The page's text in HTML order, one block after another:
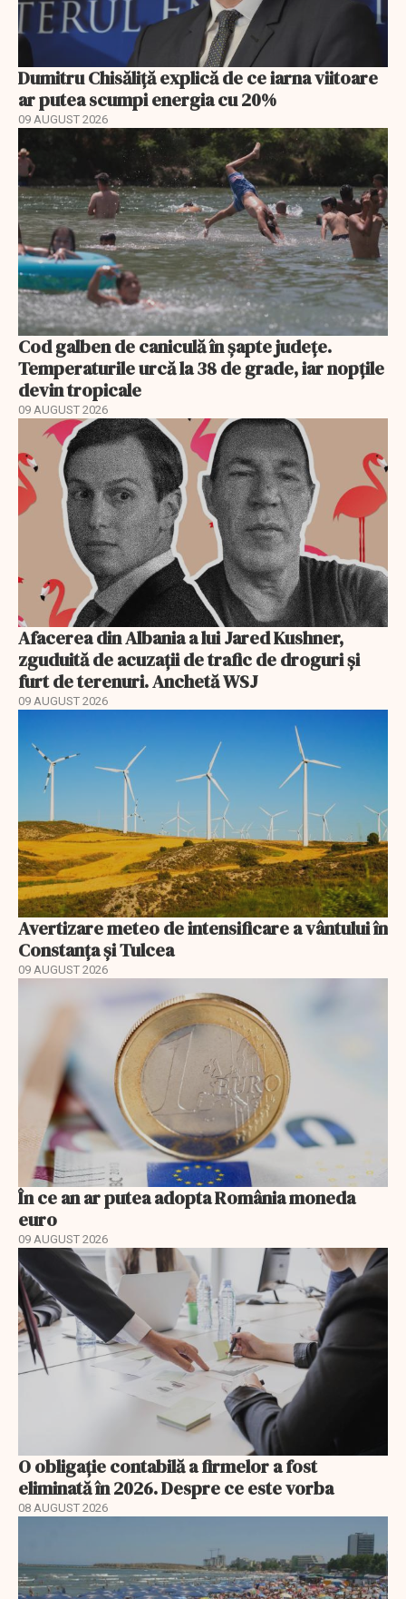
Dumitru Chisăliță explică de ce iarna viitoare
ar putea scumpi energia cu 20%
09 AUGUST 2026
Cod galben de caniculă în șapte județe.
Temperaturile urcă la 38 de grade, iar nopțile
devin tropicale
09 AUGUST 2026
Afacerea din Albania a lui Jared Kushner,
zguduită de acuzații de trafic de droguri și
furt de terenuri. Anchetă WSJ
09 AUGUST 2026
Avertizare meteo de intensificare a vântului în
Constanța și Tulcea
09 AUGUST 2026
În ce an ar putea adopta România moneda
euro
09 AUGUST 2026
O obligație contabilă a firmelor a fost
eliminată în 2026. Despre ce este vorba
08 AUGUST 2026